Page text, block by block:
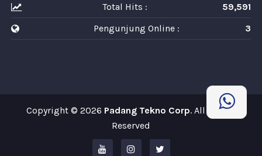
Total Hits :
59,591
Pengunjung Online :
3
Copyright © 2026 Padang Tekno Corp. All Rights
Reserved